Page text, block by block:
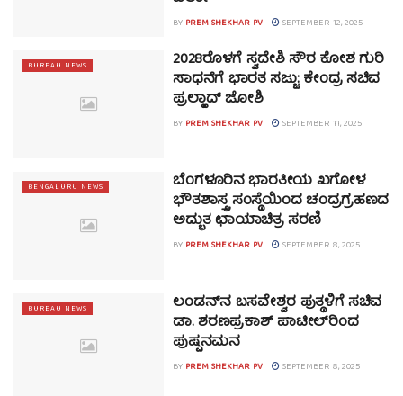
BY PREM SHEKHAR PV SEPTEMBER 12, 2025
BUREAU NEWS 2028ರೊಳಗೆ ಸ್ವದೇಶಿ ಸೌರ ಕೋಶ ಗುರಿ
ಸಾಧನೆಗೆ ಭಾರತ ಸಜ್ಜು: ಕೇಂದ್ರ ಸಚಿವ
ಪ್ರಲ್ಹಾದ್ ಜೋಶಿ
BY PREM SHEKHAR PV SEPTEMBER 11, 2025
BENGALURU NEWS ಬೆಂಗಳೂರಿನ ಭಾರತೀಯ ಖಗೋಳ
ಭೌತಶಾಸ್ತ್ರ ಸಂಸ್ಥೆಯಿಂದ ಚಂದ್ರಗ್ರಹಣದ
ಅದ್ಭುತ ಛಾಯಾಚಿತ್ರ ಸರಣಿ
BY PREM SHEKHAR PV SEPTEMBER 8, 2025
BUREAU NEWS ಲಂಡನ್‌ನ ಬಸವೇಶ್ವರ ಪುತ್ಥಳಿಗೆ ಸಚಿವ
ಡಾ. ಶರಣಪ್ರಕಾಶ್‌ ಪಾಟೀಲ್‌ರಿಂದ
ಪುಷ್ಪನಮನ
BY PREM SHEKHAR PV SEPTEMBER 8, 2025